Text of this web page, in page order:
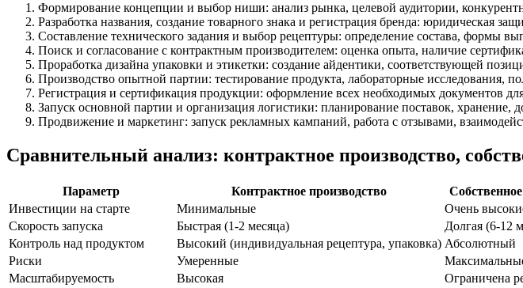
Формирование концепции и выбор ниши: анализ рынка, целевой аудитории,
Разработка названия, создание товарного знака и регистрация бренда: юридическая
Составление технического задания и выбор рецептуры: определение состава, формы
Поиск и согласование с контрактным производителем: оценка опыта, наличие
Проработка дизайна упаковки и этикетки: создание айдентики, соответствующей
Производство опытной партии: тестирование продукта, лабораторные исследования,
Регистрация и сертификация продукции: оформление всех необходимых документов
Запуск основной партии и организация логистики: планирование поставок, хранение,
Продвижение и маркетинг: запуск рекламных кампаний, работа с отзывами,
Сравнительный анализ: контрактное производство,
Параметр Контрактное производство
Инвестиции на старте
Минимальные Очень
Скорость запуска
Быстрая (1-2 месяца) Долгая (6-12
Контроль над продуктом
Высокий (индивидуальная рецептура, упаковка) Абсолютный
Риски
Умеренные
Масштабируемость
Высокая Ограничена